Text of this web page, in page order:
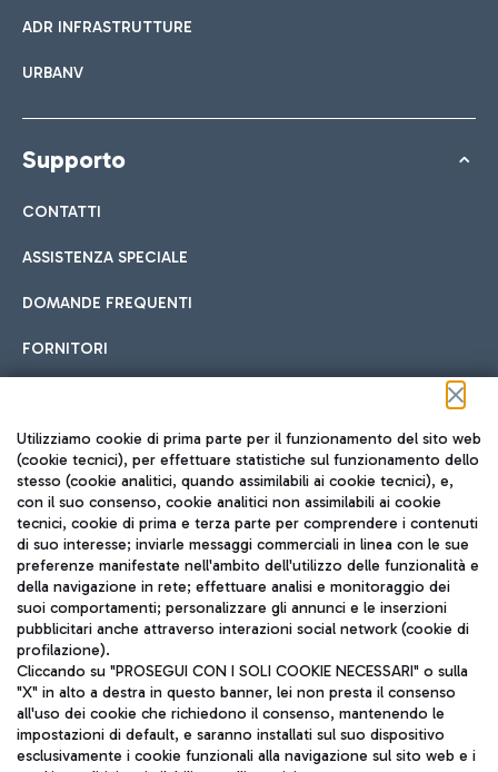
ADR INFRASTRUTTURE
URBANV
Supporto
CONTATTI
ASSISTENZA SPECIALE
DOMANDE FREQUENTI
FORNITORI
Seguici sui social
TRAVEL JOURNAL
ITA
Utilizziamo cookie di prima parte per il funzionamento del sito web
(cookie tecnici), per effettuare statistiche sul funzionamento dello
stesso (cookie analitici, quando assimilabili ai cookie tecnici), e,
con il suo consenso, cookie analitici non assimilabili ai cookie
tecnici, cookie di prima e terza parte per comprendere i contenuti
di suo interesse; inviarle messaggi commerciali in linea con le sue
preferenze manifestate nell'ambito dell'utilizzo delle funzionalità e
della navigazione in rete; effettuare analisi e monitoraggio dei
suoi comportamenti; personalizzare gli annunci e le inserzioni
pubblicitari anche attraverso interazioni social network (cookie di
profilazione).
Cliccando su "PROSEGUI CON I SOLI COOKIE NECESSARI" o sulla
"X" in alto a destra in questo banner, lei non presta il consenso
all'uso dei cookie che richiedono il consenso, mantenendo le
impostazioni di default, e saranno installati sul suo dispositivo
esclusivamente i cookie funzionali alla navigazione sul sito web e i